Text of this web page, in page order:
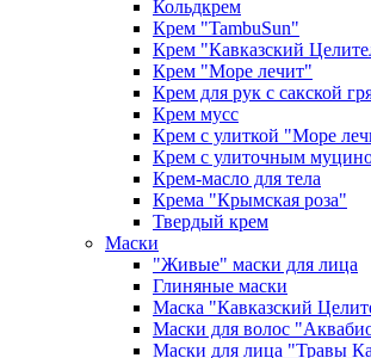
Кольдкрем
Крем "TambuSun"
Крем "Кавказский
Крем "Море лечит"
Крем для рук с сакской
Крем мусс
Крем с улиткой "Море
Крем с улиточным
Крем-масло для тела
Крема "Крымская роза"
Твердый крем
Маски
"Живые" маски для лица
Глиняные маски
Маска "Кавказский
Маски для волос
Маски для лица "Травы